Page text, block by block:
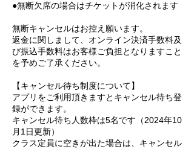
●無断欠席の場合はチケットが消化されます
無断キャンセルはお控え願います。
返金に関しまして、オンライン決済手数料及
び振込手数料はお客様ご負担となりますこと
を予めご了承ください。
【キャンセル待ち制度について】
アプリをご利用頂きますとキャンセル待ち登
録ができます。
キャンセル待ち人数枠は5名です（2024年10
月1日更新）
クラス定員に空きが出た場合は、キャンセル